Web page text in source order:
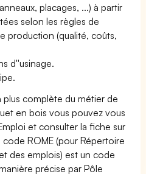
placages, ...) à partir
selon les règles de
production (qualité, coûts,
d''usinage.
complète du métier de
en bois vous pouvez vous
et consulter la fiche sur
code ROME (pour Répertoire
des emplois) est un code
précise par Pôle